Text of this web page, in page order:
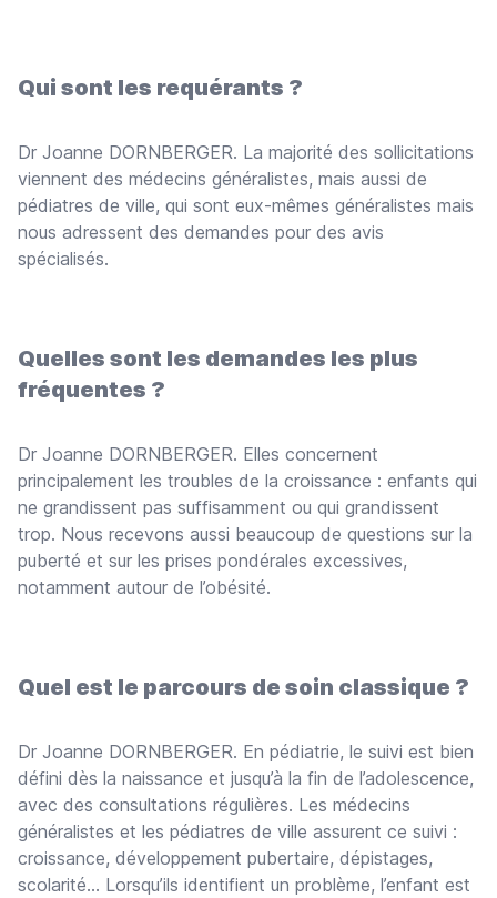
Qui sont les requérants ?
Dr Joanne DORNBERGER. La majorité des sollicitations
viennent des médecins généralistes, mais aussi de
pédiatres de ville, qui sont eux-mêmes généralistes mais
nous adressent des demandes pour des avis
spécialisés.
Quelles sont les demandes les plus
fréquentes ?
Dr Joanne DORNBERGER. Elles concernent
principalement les troubles de la croissance : enfants qui
ne grandissent pas suffisamment ou qui grandissent
trop. Nous recevons aussi beaucoup de questions sur la
puberté et sur les prises pondérales excessives,
notamment autour de l’obésité.
Quel est le parcours de soin classique ?
Dr Joanne DORNBERGER. En pédiatrie, le suivi est bien
défini dès la naissance et jusqu’à la fin de l’adolescence,
avec des consultations régulières. Les médecins
généralistes et les pédiatres de ville assurent ce suivi :
croissance, développement pubertaire, dépistages,
scolarité… Lorsqu’ils identifient un problème, l’enfant est